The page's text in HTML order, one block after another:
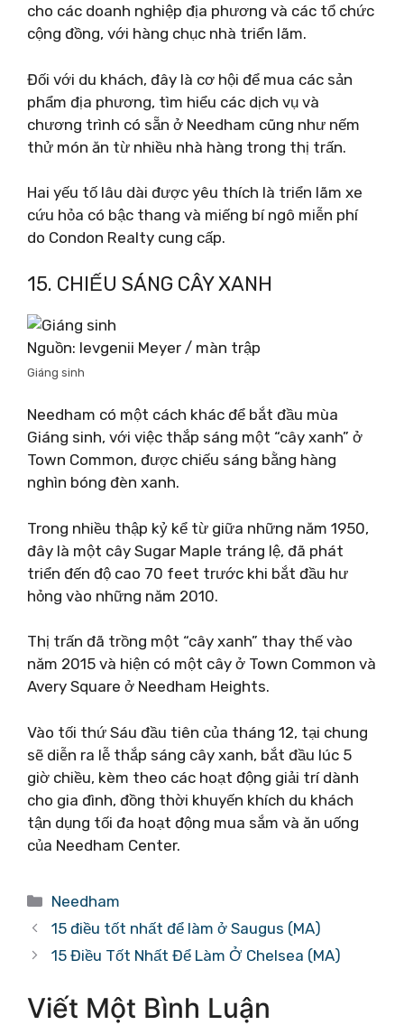
cho các doanh nghiệp địa phương và các tổ chức
cộng đồng, với hàng chục nhà triển lãm.
Đối với du khách, đây là cơ hội để mua các sản
phẩm địa phương, tìm hiểu các dịch vụ và
chương trình có sẵn ở Needham cũng như nếm
thử món ăn từ nhiều nhà hàng trong thị trấn.
Hai yếu tố lâu dài được yêu thích là triển lãm xe
cứu hỏa có bậc thang và miếng bí ngô miễn phí
do Condon Realty cung cấp.
15. CHIẾU SÁNG CÂY XANH
Nguồn: Ievgenii Meyer / màn trập
Giáng sinh
Needham có một cách khác để bắt đầu mùa
Giáng sinh, với việc thắp sáng một “cây xanh” ở
Town Common, được chiếu sáng bằng hàng
nghìn bóng đèn xanh.
Trong nhiều thập kỷ kể từ giữa những năm 1950,
đây là một cây Sugar Maple tráng lệ, đã phát
triển đến độ cao 70 feet trước khi bắt đầu hư
hỏng vào những năm 2010.
Thị trấn đã trồng một “cây xanh” thay thế vào
năm 2015 và hiện có một cây ở Town Common và
Avery Square ở Needham Heights.
Vào tối thứ Sáu đầu tiên của tháng 12, tại chung
sẽ diễn ra lễ thắp sáng cây xanh, bắt đầu lúc 5
giờ chiều, kèm theo các hoạt động giải trí dành
cho gia đình, đồng thời khuyến khích du khách
tận dụng tối đa hoạt động mua sắm và ăn uống
của Needham Center.
Danh
mục
Needham
15 điều tốt nhất để làm ở Saugus (MA)
15 Điều Tốt Nhất Để Làm Ở Chelsea (MA)
Viết Một Bình Luận